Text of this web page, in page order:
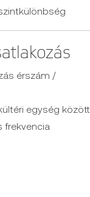
érszám /
egység között
frekvencia